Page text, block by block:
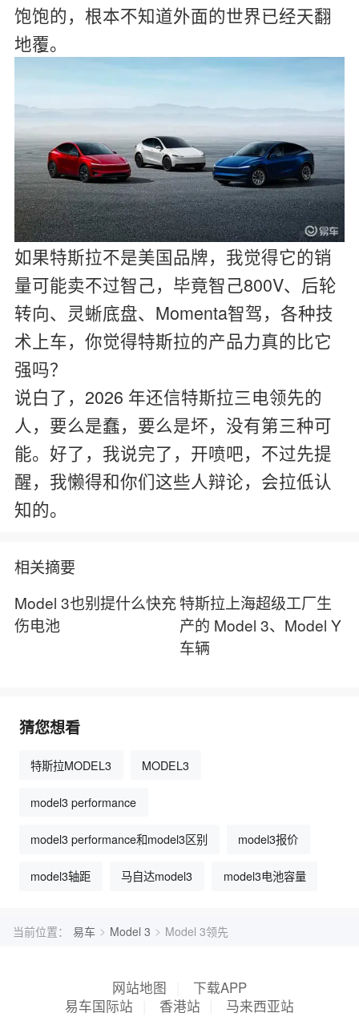
饱饱的，根本不知道外面的世界已经天翻
地覆。
如果特斯拉不是美国品牌，我觉得它的销
量可能卖不过智己，毕竟智己800V、后轮
转向、灵蜥底盘、Momenta智驾，各种技
术上车，你觉得特斯拉的产品力真的比它
强吗？
说白了，2026 年还信特斯拉三电领先的
人，要么是蠢，要么是坏，没有第三种可
能。好了，我说完了，开喷吧，不过先提
醒，我懒得和你们这些人辩论，会拉低认
知的。
相关摘要
Model 3也别提什么快充
伤电池
特斯拉上海超级工厂生
产的 Model 3、Model Y
车辆
猜您想看
特斯拉MODEL3 MODEL3
model3 performance
model3 performance和model3区别 model3报价
model3轴距 马自达model3 model3电池容量
当前位置： 易车 > Model 3 > Model 3领先
网站地图
下载APP
易车国际站
香港站 马来西亚站